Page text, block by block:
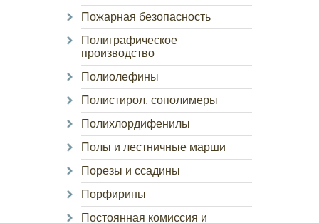
Пожарная безопасность
Полиграфическое
производство
Полиолефины
Полистирол, сополимеры
Полихлордифенилы
Полы и лестничные марши
Порезы и ссадины
Порфирины
Постоянная комиссия и